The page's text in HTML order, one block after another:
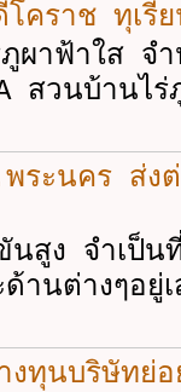
โคราช ทุเรี
ภูผาฟ้าใส
สวนบ้านไ
ระนคร ส่งต่
นสูง จำเป็
านต่างๆอยู่
งทุนบริษัทย่